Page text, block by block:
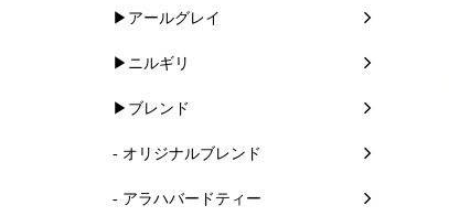
▶アールグレイ
▶ニルギリ
▶ブレンド
- オリジナルブレンド
- アラハバードティー